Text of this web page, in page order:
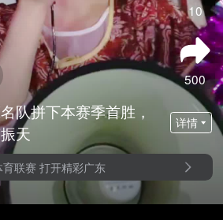
10
500
队拼下本赛季首胜，
天
详情
联赛 打开精彩广东